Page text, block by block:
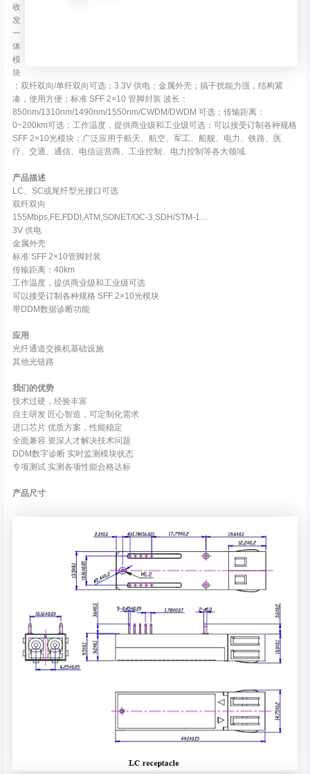
收
发
一
体
模
块
；双纤双向/单纤双向可选；3.3V 供电；金属外壳；搞干扰能力强，结构紧
凑，使用方便；标准 SFF 2×10 管脚封装 波长：
850nm/1310nm/1490nm/1550nm/CWDM/DWDM 可选；传输距离：
0~200km可选；工作温度，提供商业级和工业级可选；可以接受订制各种规格
SFF 2×10光模块；广泛应用于航天、航空、军工、船舰、电力、铁路、医
疗、交通、通信、电信运营商、工业控制、电力控制等各大领域.
产品描述
LC、SC或尾纤型光接口可选
双纤双向
155Mbps,FE,FDDI,ATM,SONET/OC-3,SDH/STM-1…
3V 供电
金属外壳
标准 SFF 2×10管脚封装
传输距离：40km
工作温度，提供商业级和工业级可选
可以接受订制各种规格 SFF 2×10光模块
带DDM数据诊断功能
应用
光纤通道交换机基础设施
其他光链路
我们的优势
技术过硬，经验丰富
自主研发 匠心智造，可定制化需求
进口芯片 优质方案，性能稳定
全面兼容 资深人才解决技术问题
DDM数字诊断 实时监测模块状态
专项测试 实测各项性能合格达标
产品尺寸